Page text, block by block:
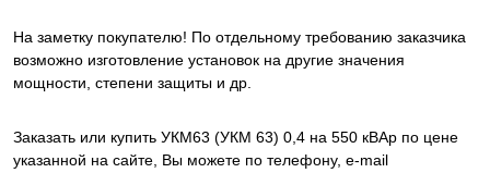
На заметку покупателю! По отдельному требованию заказчика
возможно изготовление установок на другие значения
мощности, степени защиты и др.
Заказать или купить УКМ63 (УКМ 63) 0,4 на 550 кВАр по цене
указанной на сайте, Вы можете по телефону, e-mail